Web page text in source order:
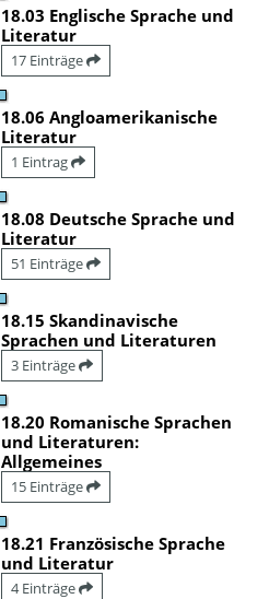
18.03 Englische Sprache und
Literatur
17 Einträge
18.06 Angloamerikanische
Literatur
1 Eintrag
18.08 Deutsche Sprache und
Literatur
51 Einträge
18.15 Skandinavische
Sprachen und Literaturen
3 Einträge
18.20 Romanische Sprachen
und Literaturen:
Allgemeines
15 Einträge
18.21 Französische Sprache
und Literatur
4 Einträge